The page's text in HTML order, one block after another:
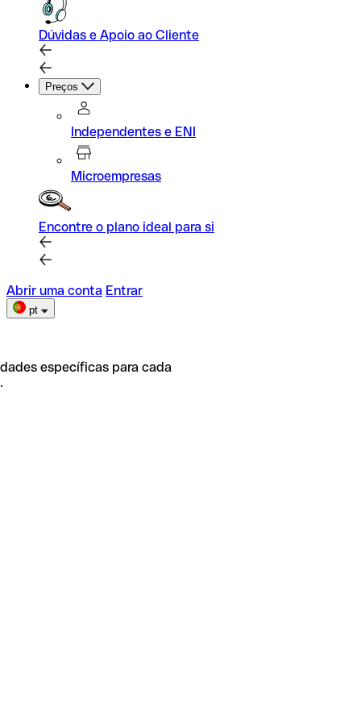
Dúvidas e Apoio ao Cliente
Preços
Independentes e ENI
Microempresas
Encontre o plano ideal para si
Abrir uma conta Entrar
pt
específicas para cada